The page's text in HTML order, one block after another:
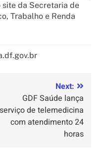
site da Secretaria de
Trabalho e Renda
Next:
GDF Saúde lança
serviço de telemedicina
com atendimento 24
horas